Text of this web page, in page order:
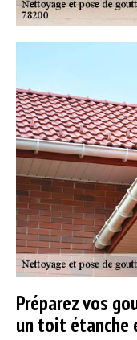
Préparez vos
un toit étanche